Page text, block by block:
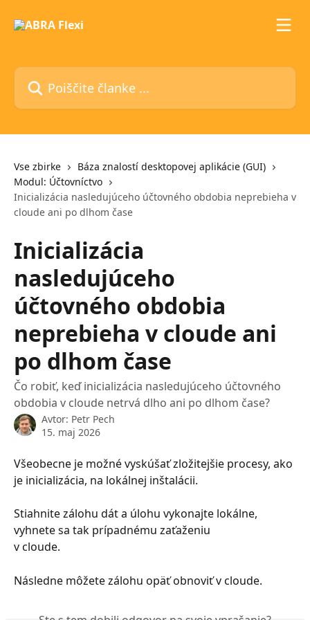
Poiščite članke ...
Vse zbirke
Báza znalostí desktopovej aplikácie (GUI)
Modul: Účtovníctvo
Inicializácia nasledujúceho účtovného obdobia neprebieha v
cloude ani po dlhom čase
Inicializácia
nasledujúceho
účtovného obdobia
neprebieha v cloude ani
po dlhom čase
Čo robiť, keď inicializácia nasledujúceho účtovného
obdobia v cloude netrvá dlho ani po dlhom čase?
Avtor: Petr Pech
15. maj 2026
Všeobecne je možné vyskúšať zložitejšie procesy, ako
je inicializácia, na lokálnej inštalácii.
Stiahnite zálohu dát a úlohu vykonajte lokálne,
vyhnete sa tak prípadnému zaťaženiu
v cloude.
Následne môžete zálohu opäť obnoviť v cloude.